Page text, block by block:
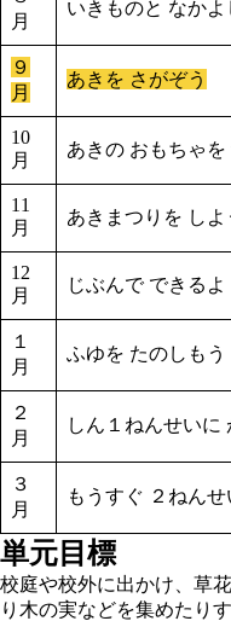
月
いきものと なかよ
９
月
あきを さがぞう
10
月
あきの おもちゃを
11
月
あきまつりを しよ
12
月
じぶんで できるよ
１
月
ふゆを たのしもう
２
月
しん１ねんせいに
３
月
もうすぐ ２ねんせ
単元目標
校庭や校外に出かけ、草
り木の実などを集めたり